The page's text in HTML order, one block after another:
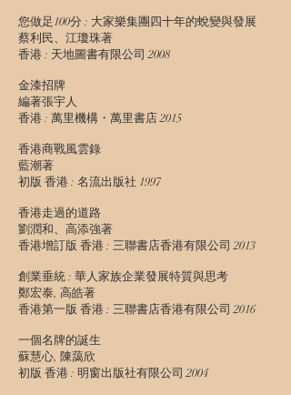
您做足100分 : 大家樂集團四十年的蛻變與發展
蔡利民、江瓊珠著
香港 : 天地圖書有限公司 2008
金漆招牌
編著張宇人
香港 : 萬里機構・萬里書店 2015
香港商戰風雲錄
藍潮著
初版 香港 : 名流出版社 1997
香港走過的道路
劉潤和、高添強著
香港增訂版 香港 : 三聯書店香港有限公司 2013
創業垂統 : 華人家族企業發展特質與思考
鄭宏泰, 高皓著
香港第一版 香港 : 三聯書店香港有限公司 2016
一個名牌的誕生
蘇慧心, 陳藹欣
初版 香港 : 明窗出版社有限公司 2004